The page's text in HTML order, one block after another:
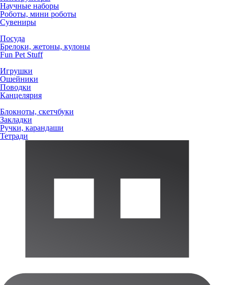
Научные наборы
Роботы, мини роботы
Сувениры
Посуда
Брелоки, жетоны, кулоны
Fun Pet Stuff
Игрушки
Ошейники
Поводки
Канцелярия
Блокноты, скетчбуки
Закладки
Ручки, карандаши
Тетради